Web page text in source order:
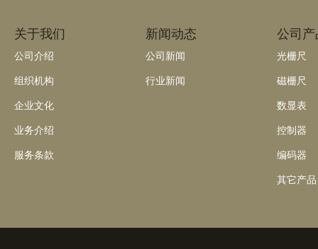
关于我们
公司介绍
组织机构
企业文化
业务介绍
服务条款
新闻动态
公司新闻
行业新闻
公司产
光栅尺
磁栅尺
数显表
控制器
编码器
其它产品